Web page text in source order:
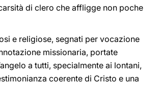
di clero che affligge non poche
e religiose, segnati per vocazione
missionaria, portate
a tutti, specialmente ai lontani,
coerente di Cristo e una